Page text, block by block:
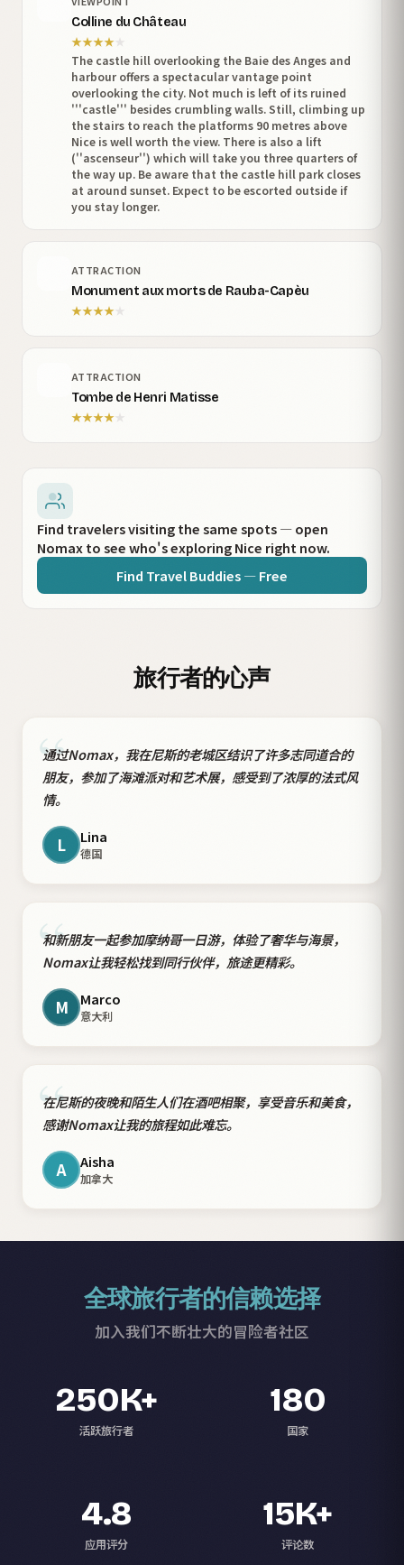
Colline du Château
★★★★★
The castle hill overlooking the Baie des Anges and
harbour offers a spectacular vantage point
overlooking the city. Not much is left of its ruined
'''castle''' besides crumbling walls. Still, climbing up
the stairs to reach the platforms 90 metres above
Nice is well worth the view. There is also a lift
(''ascenseur'') which will take you three quarters of
the way up. Be aware that the castle hill park closes
at around sunset. Expect to be escorted outside if
you stay longer.
ATTRACTION
Monument aux morts de Rauba-Capèu
★★★★ ★
ATTRACTION
Tombe de Henri Matisse
★★★★★
Find travelers visiting the same spots — open
Nomax to see who's exploring Nice right now.
Find Travel Buddies — Free
旅行者的心声
“
通过Nomax，我在尼斯的老城区结识了许多志同道合的
朋友，参加了海滩派对和艺术展，感受到了浓厚的法式风
情。
L Lina
德国
“
和新朋友一起参加摩纳哥一日游，体验了奢华与海景，
Nomax让我轻松找到同行伙伴，旅途更精彩。
M Marco
意大利
“
在尼斯的夜晚和陌生人们在酒吧相聚，享受音乐和美食，
感谢Nomax让我的旅程如此难忘。
A Aisha
加拿大
全球旅行者的信赖选择
加入我们不断壮大的冒险者社区
250K+
活跃旅行者
180
国家
4.8
应用评分
15K+
评论数